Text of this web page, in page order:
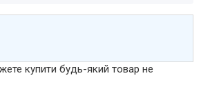
купити будь-який товар не